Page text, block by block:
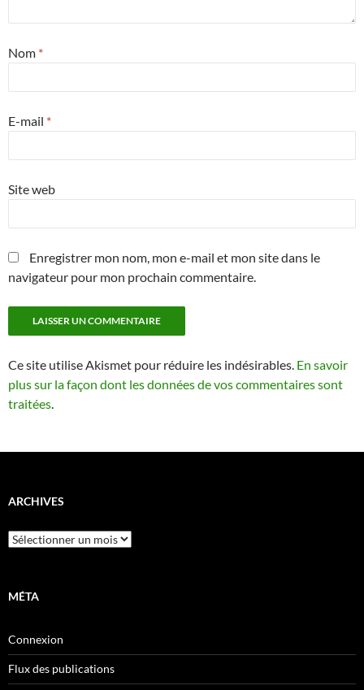
Nom *
E-mail *
Site web
Enregistrer mon nom, mon e-mail et mon site dans le
navigateur pour mon prochain commentaire.
Ce site utilise Akismet pour réduire les indésirables. En savoir
plus sur la façon dont les données de vos commentaires sont
traitées.
ARCHIVES
Archives
MÉTA
Connexion
Flux des publications